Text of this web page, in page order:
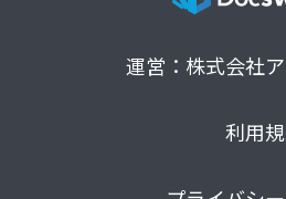
運営：株式会社
利用